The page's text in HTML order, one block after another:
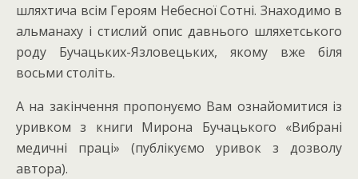
шляхтича всім Героям Небесної Сотні. Знаходимо в
альманаху і стислий опис давнього шляхетського
роду Бучацьких-Язловецьких, якому вже біля
восьми століть.
А на закінчення пропонуємо Вам ознайомитися із
уривком з книги Мирона Бучацького «Вибрані
медичні праці» (публікуємо уривок з дозволу
автора).